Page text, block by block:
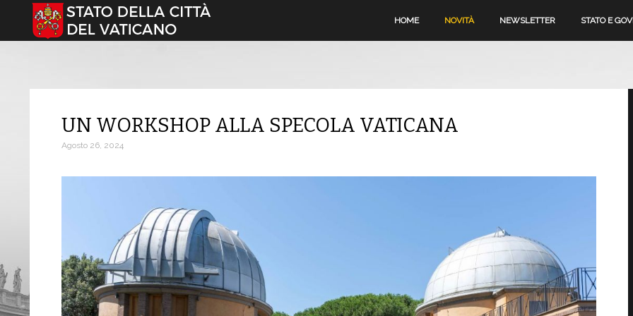
Seleziona la tua lingua HOME NOVITÀ NEWSLETTER STATO E
UN WORKSHOP ALLA SPECOLA VATICANA
Agosto 26, 2024